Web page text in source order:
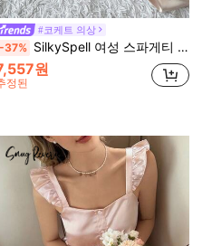
#코케트 의상
-37% SilkySpell 여성 스파게티 스트랩 레이스 패치워크 민소매 탑과 긴 바지 투피스 파자마 세트
원
정된